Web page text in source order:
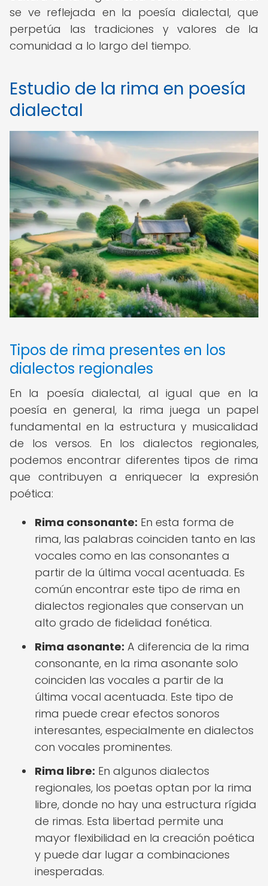
se ve reflejada en la poesía dialectal, que
perpetúa las tradiciones y valores de la
comunidad a lo largo del tiempo.
Estudio de la rima en poesía
dialectal
Tipos de rima presentes en los
dialectos regionales
En la poesía dialectal, al igual que en la
poesía en general, la rima juega un papel
fundamental en la estructura y musicalidad
de los versos. En los dialectos regionales,
podemos encontrar diferentes tipos de rima
que contribuyen a enriquecer la expresión
poética:
Rima consonante: En esta forma de
rima, las palabras coinciden tanto en las
vocales como en las consonantes a
partir de la última vocal acentuada. Es
común encontrar este tipo de rima en
dialectos regionales que conservan un
alto grado de fidelidad fonética.
Rima asonante: A diferencia de la rima
consonante, en la rima asonante solo
coinciden las vocales a partir de la
última vocal acentuada. Este tipo de
rima puede crear efectos sonoros
interesantes, especialmente en dialectos
con vocales prominentes.
Rima libre: En algunos dialectos
regionales, los poetas optan por la rima
libre, donde no hay una estructura rígida
de rimas. Esta libertad permite una
mayor flexibilidad en la creación poética
y puede dar lugar a combinaciones
inesperadas.